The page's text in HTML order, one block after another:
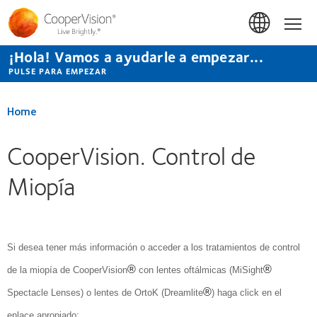
Pasar
contenido
principal
¡Hola! Vamos a ayudarle a empezar...
PULSE PARA EMPEZAR
Home
CooperVision. Control de
Miopía
Si desea tener más información o acceder a los tratamientos de control
de la miopía de CooperVision® con lentes oftálmicas (MiSight®
Spectacle Lenses) o lentes de OrtoK (Dreamlite®) haga click en el